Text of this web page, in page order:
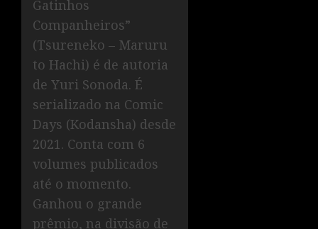
Gatinhos
Companheiros”
(Tsureneko – Maruru
to Hachi) é de autoria
de Yuri Sonoda. É
serializado na Comic
Days (Kodansha) desde
2021. Conta com 6
volumes publicados
até o momento.
Ganhou o grande
prêmio, na divisão de